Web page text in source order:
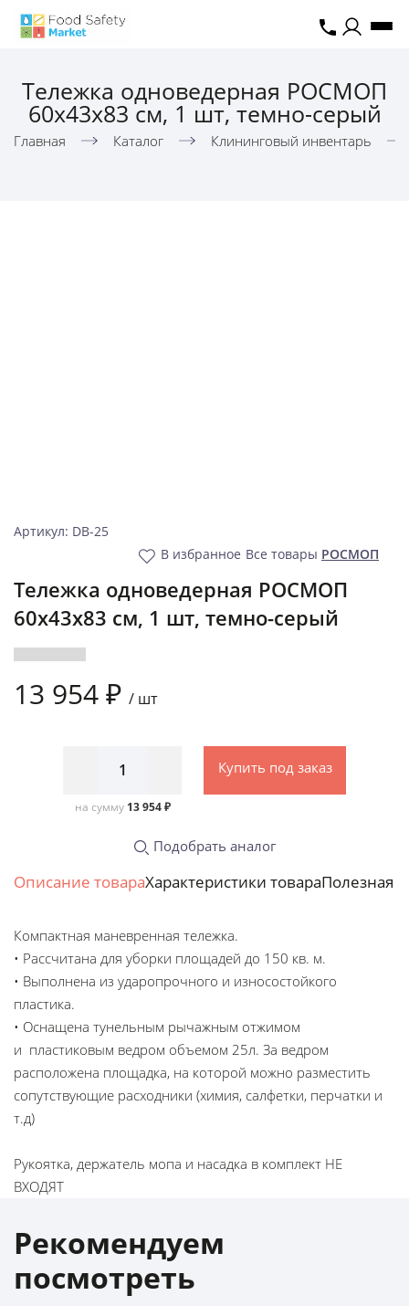
Тележка одноведерная РОСМОП
60х43х83 см, 1 шт, темно-серый
Главная Каталог Клининговый инвентарь
Артикул: DB-25
В избранное Все товары РОСМОП
Тележка одноведерная РОСМОП
60х43х83 см, 1 шт, темно-серый
13 954 ₽ / шт
на сумму 13 954 ₽
Купить под заказ
Подобрать аналог
Описание товараХарактеристики товараПолезная
Компактная маневренная тележка.
• Рассчитана для уборки площадей до 150 кв. м.
• Выполнена из ударопрочного и износостойкого
пластика.
• Оснащена тунельным рычажным отжимом
и пластиковым ведром объемом 25л. За ведром
расположена площадка, на которой можно разместить
сопутствующие расходники (химия, салфетки, перчатки и
т.д)
Рукоятка, держатель мопа и насадка в комплект НЕ
ВХОДЯТ
Рекомендуем
посмотреть